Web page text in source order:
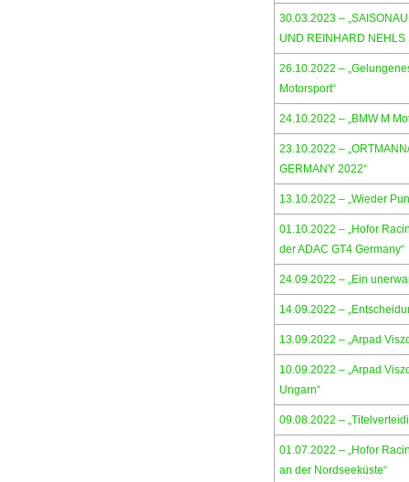
30.03.2023 –
UND REINHARD NEHLS
26.10.2022 –
Motorsport“
24.10.2022 – „BMW M
23.10.2022 –
GERMANY 2022“
13.10.2022 – „Wieder
01.10.2022 – „Hofor
der ADAC GT4 Germany“
24.09.2022 – „Ein
14.09.2022 –
13.09.2022 – „Arpad
10.09.2022 – „Arpad
Ungarn“
09.08.2022 –
01.07.2022 – „Hofor
an der Nordseeküste“